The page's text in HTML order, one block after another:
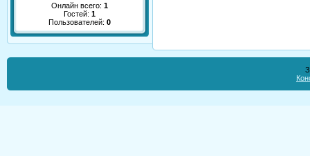
Онлайн всего: 1
Гостей: 1
Пользователей: 0